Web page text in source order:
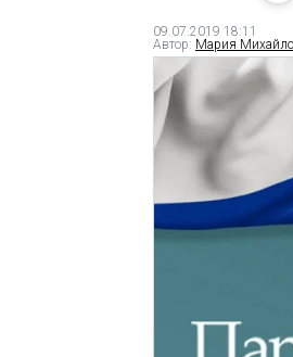
09.07.2019 18:11
Автор: Мария